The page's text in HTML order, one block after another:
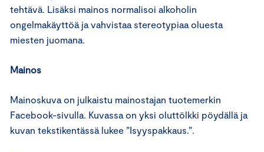
tehtävä. Lisäksi mainos normalisoi alkoholin
ongelmakäyttöä ja vahvistaa stereotypiaa oluesta
miesten juomana.
Mainos
Mainoskuva on julkaistu mainostajan tuotemerkin
Facebook-sivulla. Kuvassa on yksi oluttölkki pöydällä ja
kuvan tekstikentässä lukee ”Isyyspakkaus.”.